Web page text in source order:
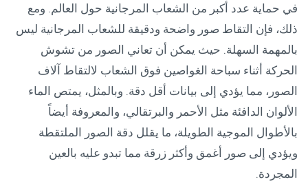
في حماية عدد أكبر من الشعاب المرجانية حول العالم. ومع
ذلك، فإن التقاط صور واضحة ودقيقة للشعاب المرجانية ليس
بالمهمة السهلة. حيث يمكن أن تعاني الصور من تشوش
الحركة أثناء سباحة الغواصين فوق الشعاب لالتقاط آلاف
الصور، مما يؤدي إلى بيانات أقل دقة. وبالمثل، يمتص الماء
الألوان الدافئة مثل الأحمر والبرتقالي، والمعروفة أيضاً
بالأطوال الموجية الطويلة، ما يقلل دقة الصور الملتقطة
ويؤدي إلى صور أغمق وأكثر زرقة مما تبدو عليه بالعين
المجردة.